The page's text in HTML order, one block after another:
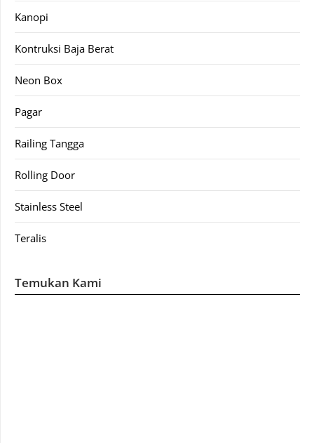
Kanopi
Kontruksi Baja Berat
Neon Box
Pagar
Railing Tangga
Rolling Door
Stainless Steel
Teralis
Temukan Kami